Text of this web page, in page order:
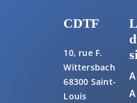
CDTF
10, rue F.
Wittersbach
68300 Saint-
Louis